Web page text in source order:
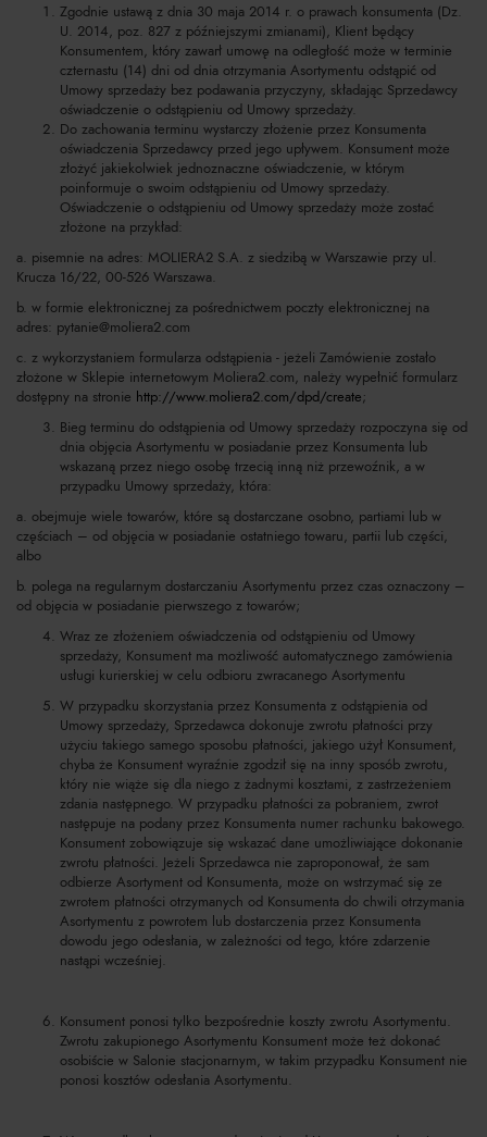
Zgodnie ustawą z dnia 30 maja 2014 r. o prawach konsumenta (Dz.
U. 2014, poz. 827 z późniejszymi zmianami), Klient będący
Konsumentem, który zawarł umowę na odległość może w terminie
czternastu (14) dni od dnia otrzymania Asortymentu odstąpić od
Umowy sprzedaży bez podawania przyczyny, składając Sprzedawcy
oświadczenie o odstąpieniu od Umowy sprzedaży.
Do zachowania terminu wystarczy złożenie przez Konsumenta
oświadczenia Sprzedawcy przed jego upływem. Konsument może
złożyć jakiekolwiek jednoznaczne oświadczenie, w którym
poinformuje o swoim odstąpieniu od Umowy sprzedaży.
Oświadczenie o odstąpieniu od Umowy sprzedaży może zostać
złożone na przykład:
a. pisemnie na adres: MOLIERA2 S.A. z siedzibą w Warszawie przy ul.
Krucza 16/22, 00-526 Warszawa.
b. w formie elektronicznej za pośrednictwem poczty elektronicznej na
adres: pytanie@moliera2.com
c. z wykorzystaniem formularza odstąpienia - jeżeli Zamówienie zostało
złożone w Sklepie internetowym Moliera2.com, należy wypełnić formularz
dostępny na stronie http://www.moliera2.com/dpd/create;
Bieg terminu do odstąpienia od Umowy sprzedaży rozpoczyna się od
dnia objęcia Asortymentu w posiadanie przez Konsumenta lub
wskazaną przez niego osobę trzecią inną niż przewoźnik, a w
przypadku Umowy sprzedaży, która:
a. obejmuje wiele towarów, które są dostarczane osobno, partiami lub w
częściach – od objęcia w posiadanie ostatniego towaru, partii lub części,
albo
b. polega na regularnym dostarczaniu Asortymentu przez czas oznaczony –
od objęcia w posiadanie pierwszego z towarów;
Wraz ze złożeniem oświadczenia od odstąpieniu od Umowy
sprzedaży, Konsument ma możliwość automatycznego zamówienia
usługi kurierskiej w celu odbioru zwracanego Asortymentu
W przypadku skorzystania przez Konsumenta z odstąpienia od
Umowy sprzedaży, Sprzedawca dokonuje zwrotu płatności przy
użyciu takiego samego sposobu płatności, jakiego użył Konsument,
chyba że Konsument wyraźnie zgodził się na inny sposób zwrotu,
który nie wiąże się dla niego z żadnymi kosztami, z zastrzeżeniem
zdania następnego. W przypadku płatności za pobraniem, zwrot
następuje na podany przez Konsumenta numer rachunku bakowego.
Konsument zobowiązuje się wskazać dane umożliwiające dokonanie
zwrotu płatności. Jeżeli Sprzedawca nie zaproponował, że sam
odbierze Asortyment od Konsumenta, może on wstrzymać się ze
zwrotem płatności otrzymanych od Konsumenta do chwili otrzymania
Asortymentu z powrotem lub dostarczenia przez Konsumenta
dowodu jego odesłania, w zależności od tego, które zdarzenie
nastąpi wcześniej.
Konsument ponosi tylko bezpośrednie koszty zwrotu Asortymentu.
Zwrotu zakupionego Asortymentu Konsument może też dokonać
osobiście w Salonie stacjonarnym, w takim przypadku Konsument nie
ponosi kosztów odesłania Asortymentu.